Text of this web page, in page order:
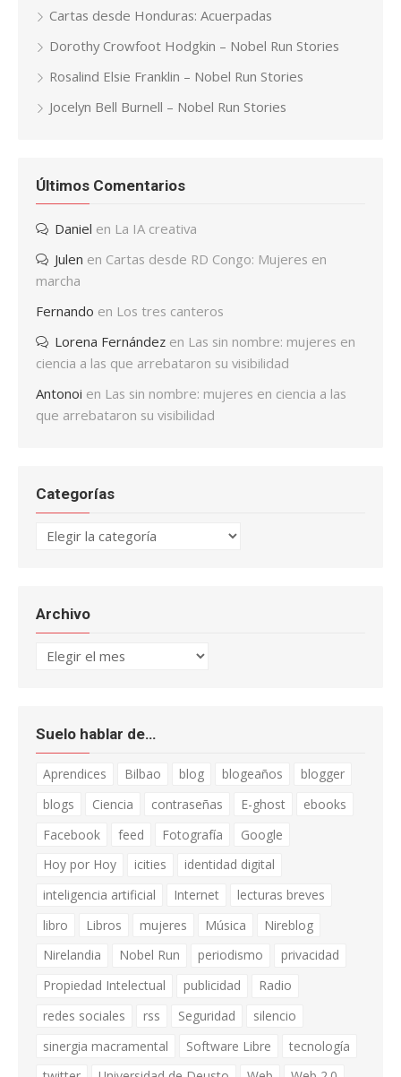
Cartas desde Honduras: Acuerpadas
Dorothy Crowfoot Hodgkin – Nobel Run Stories
Rosalind Elsie Franklin – Nobel Run Stories
Jocelyn Bell Burnell – Nobel Run Stories
Últimos Comentarios
Daniel en La IA creativa
Julen en Cartas desde RD Congo: Mujeres en
marcha
Fernando en Los tres canteros
Lorena Fernández en Las sin nombre: mujeres en
ciencia a las que arrebataron su visibilidad
Antonoi en Las sin nombre: mujeres en ciencia a las
que arrebataron su visibilidad
Categorías
Categorías
Archivo
Archivo
Suelo hablar de…
Aprendices Bilbao blog blogeaños
blogger
blogs
Ciencia contraseñas E-ghost
ebooks
Facebook
feed Fotografía
Google
Hoy por Hoy
icities
identidad digital
inteligencia artificial
Internet
lecturas breves
libro
Libros mujeres Música
Nireblog
Nirelandia
Nobel Run periodismo
privacidad
Propiedad Intelectual
publicidad
Radio
redes sociales
rss Seguridad
silencio
sinergia macramental
Software Libre
tecnología